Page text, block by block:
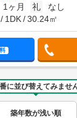
1ヶ月 礼
なし
1DK 30.24㎡
に並び替えてみませ
築年数が浅い順